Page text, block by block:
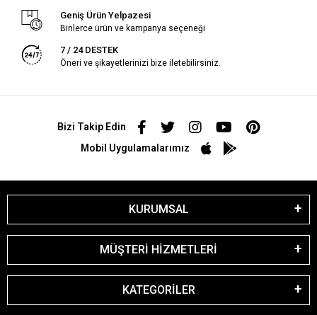
Geniş Ürün Yelpazesi
Binlerce ürün ve kampanya seçeneği
7 / 24 DESTEK
Öneri ve şikayetlerinizi bize iletebilirsiniz.
Bizi Takip Edin
Mobil Uygulamalarımız
KURUMSAL
MÜŞTERİ HİZMETLERİ
KATEGORİLER